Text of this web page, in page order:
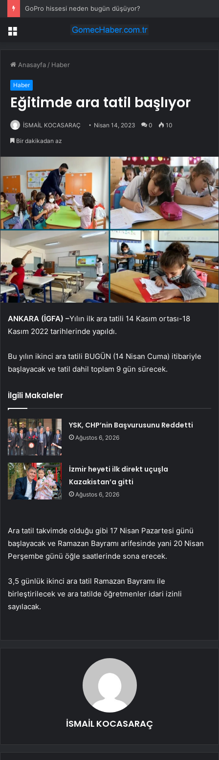
GoPro hissesi neden bugün düşüyor?
Menü
Anasayfa / Haber
Haber
Eğitimde ara tatil başlıyor
İSMAİL KOCASARAÇ Nisan 14, 2023 0 10
Bir dakikadan az
ANKARA (İGFA) –Yılın ilk ara tatili 14 Kasım ortası-18
Kasım 2022 tarihlerinde yapıldı.
Bu yılın ikinci ara tatili BUGÜN (14 Nisan Cuma) itibariyle
başlayacak ve tatil dahil toplam 9 gün sürecek.
İlgili Makaleler
YSK, CHP’nin Başvurusunu Reddetti
Ağustos 6, 2026
İzmir heyeti ilk direkt uçuşla
Kazakistan’a gitti
Ağustos 6, 2026
Ara tatil takvimde olduğu gibi 17 Nisan Pazartesi günü
başlayacak ve Ramazan Bayramı arifesinde yani 20 Nisan
Perşembe günü öğle saatlerinde sona erecek.
3,5 günlük ikinci ara tatil Ramazan Bayramı ile
birleştirilecek ve ara tatilde öğretmenler idari izinli
sayılacak.
İSMAİL KOCASARAÇ